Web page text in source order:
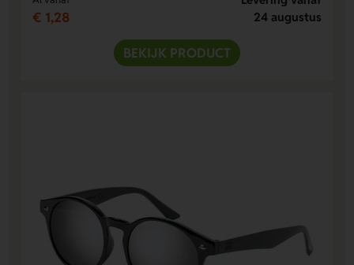
€ 1,28
24 augustus
BEKIJK PRODUCT